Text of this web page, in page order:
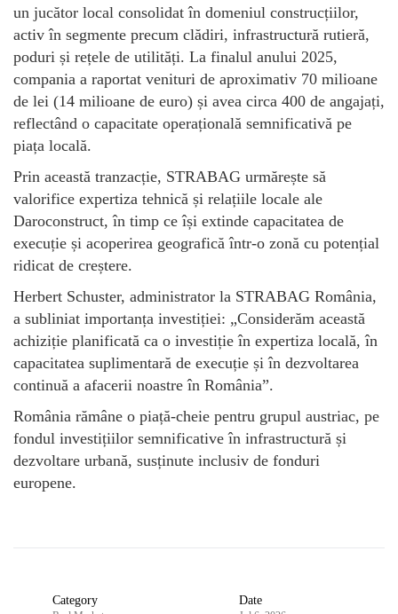
un jucător local consolidat în domeniul construcțiilor,
activ în segmente precum clădiri, infrastructură rutieră,
poduri și rețele de utilități. La finalul anului 2025,
compania a raportat venituri de aproximativ 70 milioane
de lei (14 milioane de euro) și avea circa 400 de angajați,
reflectând o capacitate operațională semnificativă pe
piața locală.
Prin această tranzacție, STRABAG urmărește să
valorifice expertiza tehnică și relațiile locale ale
Daroconstruct, în timp ce își extinde capacitatea de
execuție și acoperirea geografică într-o zonă cu potențial
ridicat de creștere.
Herbert Schuster, administrator la STRABAG România,
a subliniat importanța investiției: „Considerăm această
achiziție planificată ca o investiție în expertiza locală, în
capacitatea suplimentară de execuție și în dezvoltarea
continuă a afacerii noastre în România”.
România rămâne o piață-cheie pentru grupul austriac, pe
fondul investițiilor semnificative în infrastructură și
dezvoltare urbană, susținute inclusiv de fonduri
europene.
Category Date